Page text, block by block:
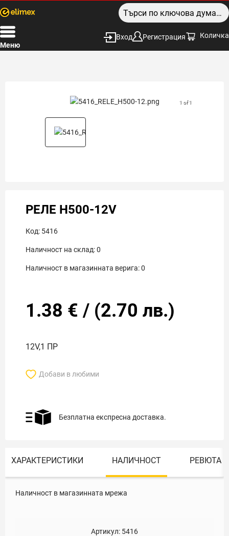
Меню
Вход Регистрация Количка
1 of 1
РЕЛЕ H500-12V
Код: 5416
Наличност на склад:0
Наличност в магазинната верига:0
1.38 € / (2.70 лв.)
12V,1 ПР
Добави в любими
Безплатна експресна доставка.
ХАРАКТЕРИСТИКИ НАЛИЧНОСТ РЕВЮТА
Наличност в магазинната мрежа
Артикул: 5416